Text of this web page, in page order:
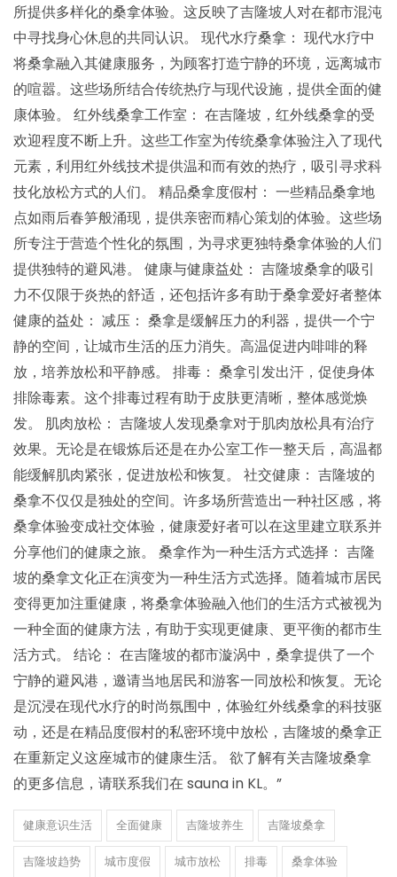
所提供多样化的桑拿体验。这反映了吉隆坡人对在都市混沌
中寻找身心休息的共同认识。 现代水疗桑拿： 现代水疗中
将桑拿融入其健康服务，为顾客打造宁静的环境，远离城市
的喧嚣。这些场所结合传统热疗与现代设施，提供全面的健
康体验。 红外线桑拿工作室： 在吉隆坡，红外线桑拿的受
欢迎程度不断上升。这些工作室为传统桑拿体验注入了现代
元素，利用红外线技术提供温和而有效的热疗，吸引寻求科
技化放松方式的人们。 精品桑拿度假村： 一些精品桑拿地
点如雨后春笋般涌现，提供亲密而精心策划的体验。这些场
所专注于营造个性化的氛围，为寻求更独特桑拿体验的人们
提供独特的避风港。 健康与健康益处： 吉隆坡桑拿的吸引
力不仅限于炎热的舒适，还包括许多有助于桑拿爱好者整体
健康的益处： 减压： 桑拿是缓解压力的利器，提供一个宁
静的空间，让城市生活的压力消失。高温促进内啡啡的释
放，培养放松和平静感。 排毒： 桑拿引发出汗，促使身体
排除毒素。这个排毒过程有助于皮肤更清晰，整体感觉焕
发。 肌肉放松： 吉隆坡人发现桑拿对于肌肉放松具有治疗
效果。无论是在锻炼后还是在办公室工作一整天后，高温都
能缓解肌肉紧张，促进放松和恢复。 社交健康： 吉隆坡的
桑拿不仅仅是独处的空间。许多场所营造出一种社区感，将
桑拿体验变成社交体验，健康爱好者可以在这里建立联系并
分享他们的健康之旅。 桑拿作为一种生活方式选择： 吉隆
坡的桑拿文化正在演变为一种生活方式选择。随着城市居民
变得更加注重健康，将桑拿体验融入他们的生活方式被视为
一种全面的健康方法，有助于实现更健康、更平衡的都市生
活方式。 结论： 在吉隆坡的都市漩涡中，桑拿提供了一个
宁静的避风港，邀请当地居民和游客一同放松和恢复。无论
是沉浸在现代水疗的时尚氛围中，体验红外线桑拿的科技驱
动，还是在精品度假村的私密环境中放松，吉隆坡的桑拿正
在重新定义这座城市的健康生活。 欲了解有关吉隆坡桑拿
的更多信息，请联系我们在 sauna in KL。”
健康意识生活 全面健康 吉隆坡养生 吉隆坡桑拿
吉隆坡趋势 城市度假 城市放松 排毒 桑拿体验